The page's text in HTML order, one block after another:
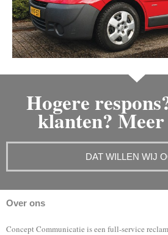
Hogere
klanten?
DAT WILLEN WIJ
Over ons
Concept Communicatie is een full-service